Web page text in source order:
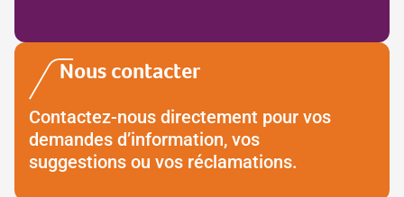
Nous contacter
Contactez-nous directement pour vos
demandes d’information, vos
suggestions ou vos réclamations.